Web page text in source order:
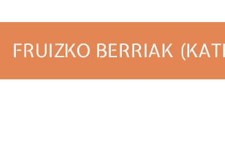
FRUIZKO BERRIAK